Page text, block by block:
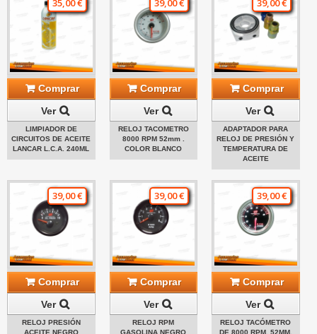
35,00 €
Comprar
Ver
LIMPIADOR DE
CIRCUITOS DE ACEITE
LANCAR L.C.A. 240ML
39,00 €
Comprar
Ver
RELOJ TACOMETRO
8000 RPM 52mm .
COLOR BLANCO
39,00 €
Comprar
Ver
ADAPTADOR PARA
RELOJ DE PRESIÓN Y
TEMPERATURA DE
ACEITE
39,00 €
Comprar
Ver
RELOJ PRESIÓN
ACEITE NEGRO
39,00 €
Comprar
Ver
RELOJ RPM
GASOLINA NEGRO
39,00 €
Comprar
Ver
RELOJ TACÓMETRO
DE 8000 RPM, 52MM.